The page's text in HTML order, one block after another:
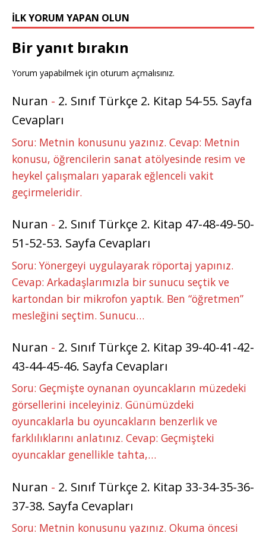
k
İLK YORUM YAPAN OLUN
Bir yanıt bırakın
Yorum yapabilmek için oturum açmalısınız.
Nuran - 2. Sınıf Türkçe 2. Kitap 54-55. Sayfa
Cevapları
Soru: Metnin konusunu yazınız. Cevap: Metnin
konusu, öğrencilerin sanat atölyesinde resim ve
heykel çalışmaları yaparak eğlenceli vakit
geçirmeleridir.
Nuran - 2. Sınıf Türkçe 2. Kitap 47-48-49-50-
51-52-53. Sayfa Cevapları
Soru: Yönergeyi uygulayarak röportaj yapınız.
Cevap: Arkadaşlarımızla bir sunucu seçtik ve
kartondan bir mikrofon yaptık. Ben “öğretmen”
mesleğini seçtim. Sunucu…
Nuran - 2. Sınıf Türkçe 2. Kitap 39-40-41-42-
43-44-45-46. Sayfa Cevapları
Soru: Geçmişte oynanan oyuncakların müzedeki
görsellerini inceleyiniz. Günümüzdeki
oyuncaklarla bu oyuncakların benzerlik ve
farklılıklarını anlatınız. Cevap: Geçmişteki
oyuncaklar genellikle tahta,…
Nuran - 2. Sınıf Türkçe 2. Kitap 33-34-35-36-
37-38. Sayfa Cevapları
Soru: Metnin konusunu yazınız. Okuma öncesi